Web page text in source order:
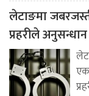
लेटाङमा
प्रहरीले अनुसन्धान